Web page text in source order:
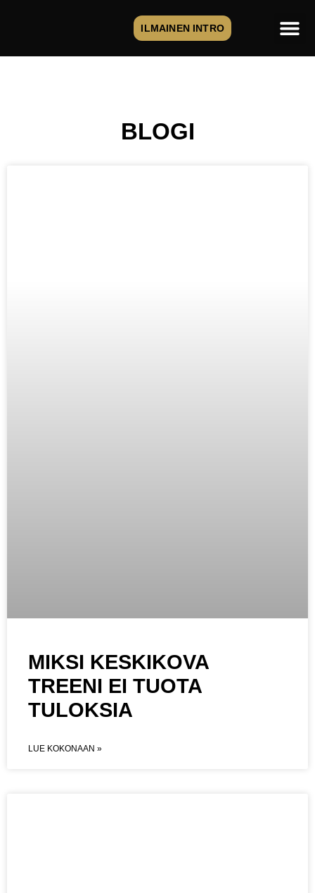
ILMAINEN INTRO
BLOGI
MIKSI KESKIKOVA
TREENI EI TUOTA
TULOKSIA
LUE KOKONAAN »